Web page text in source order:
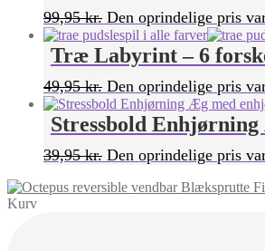
99,95kr. Den oprindelige pris
Træ Labyrint – 6
49,95kr. Den oprindelige pris
Stressbold
39,95kr. Den oprindelige pris
Kurv